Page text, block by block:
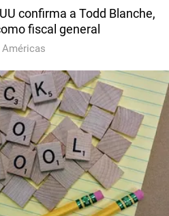
confirma a Todd Blanche,
fiscal general
Américas